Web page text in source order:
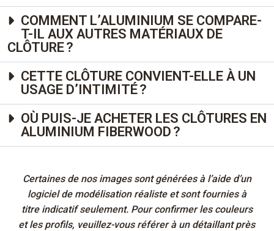
COMMENT L’ALUMINIUM SE COMPARE-
T-IL AUX AUTRES MATÉRIAUX DE
CLÔTURE ?
CETTE CLÔTURE CONVIENT-ELLE À UN
USAGE D’INTIMITÉ ?
OÙ PUIS-JE ACHETER LES CLÔTURES EN
ALUMINIUM FIBERWOOD ?
Certaines de nos images sont générées à l’aide d’un
logiciel de modélisation réaliste et sont fournies à
titre indicatif seulement. Pour confirmer les couleurs
et les profils, veuillez-vous référer à un détaillant près